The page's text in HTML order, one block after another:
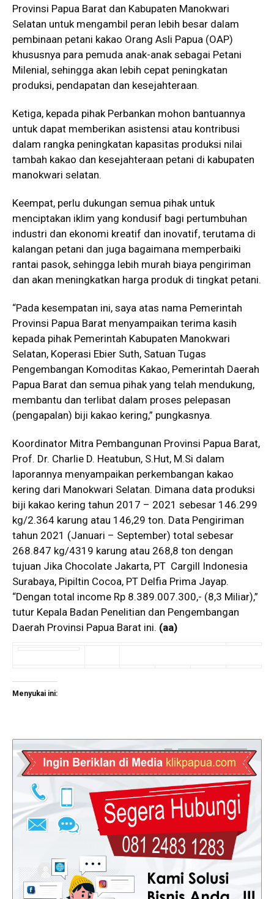
Provinsi Papua Barat dan Kabupaten Manokwari
Selatan untuk mengambil peran lebih besar dalam
pembinaan petani kakao Orang Asli Papua (OAP)
khususnya para pemuda anak-anak sebagai Petani
Milenial, sehingga akan lebih cepat peningkatan
produksi, pendapatan dan kesejahteraan.
Ketiga, kepada pihak Perbankan mohon bantuannya
untuk dapat memberikan asistensi atau kontribusi
dalam rangka peningkatan kapasitas produksi nilai
tambah kakao dan kesejahteraan petani di kabupaten
manokwari selatan.
Keempat, perlu dukungan semua pihak untuk
menciptakan iklim yang kondusif bagi pertumbuhan
industri dan ekonomi kreatif dan inovatif, terutama di
kalangan petani dan juga bagaimana memperbaiki
rantai pasok, sehingga lebih murah biaya pengiriman
dan akan meningkatkan harga produk di tingkat petani.
“Pada kesempatan ini, saya atas nama Pemerintah
Provinsi Papua Barat menyampaikan terima kasih
kepada pihak Pemerintah Kabupaten Manokwari
Selatan, Koperasi Ebier Suth, Satuan Tugas
Pengembangan Komoditas Kakao, Pemerintah Daerah
Papua Barat dan semua pihak yang telah mendukung,
membantu dan terlibat dalam proses pelepasan
(pengapalan) biji kakao kering,” pungkasnya.
Koordinator Mitra Pembangunan Provinsi Papua Barat,
Prof. Dr. Charlie D. Heatubun, S.Hut, M.Si dalam
laporannya menyampaikan perkembangan kakao
kering dari Manokwari Selatan. Dimana data produksi
biji kakao kering tahun 2017 – 2021 sebesar 146.299
kg/2.364 karung atau 146,29 ton. Data Pengiriman
tahun 2021 (Januari – September) total sebesar
268.847 kg/4319 karung atau 268,8 ton dengan
tujuan Jika Chocolate Jakarta, PT Cargill Indonesia
Surabaya, Pipiltin Cocoa, PT Delfia Prima Jayap.
“Dengan total income Rp 8.389.007.300,- (8,3 Miliar),”
tutur Kepala Badan Penelitian dan Pengembangan
Daerah Provinsi Papua Barat ini. (aa)
Menyukai ini: